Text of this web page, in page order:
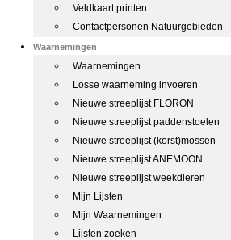
Veldkaart printen
Contactpersonen Natuurgebieden
Waarnemingen
Waarnemingen
Losse waarneming invoeren
Nieuwe streeplijst FLORON
Nieuwe streeplijst paddenstoelen
Nieuwe streeplijst (korst)mossen
Nieuwe streeplijst ANEMOON
Nieuwe streeplijst weekdieren
Mijn Lijsten
Mijn Waarnemingen
Lijsten zoeken